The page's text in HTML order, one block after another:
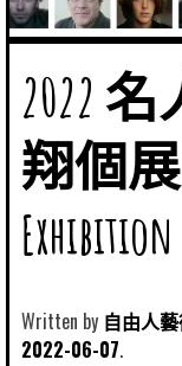
2022
翔個展
Exhibition
Written by 自由人
2022-06-07